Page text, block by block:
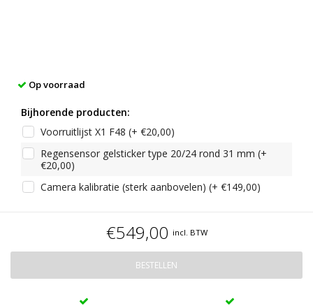
Op voorraad
Bijhorende producten:
Voorruitlijst X1 F48 (+ €20,00)
Regensensor gelsticker type 20/24 rond 31 mm (+
€20,00)
Camera kalibratie (sterk aanbovelen) (+ €149,00)
€549,00 incl. BTW
BESTELLEN